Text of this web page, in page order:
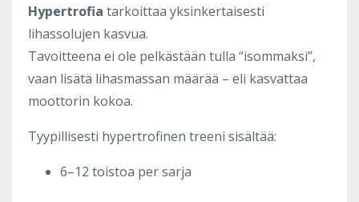
Hypertrofia tarkoittaa yksinkertaisesti
lihassolujen kasvua.
Tavoitteena ei ole pelkästään tulla “isommaksi”,
vaan lisätä lihasmassan määrää – eli kasvattaa
moottorin kokoa.
Tyypillisesti hypertrofinen treeni sisältää:
6–12 toistoa per sarja